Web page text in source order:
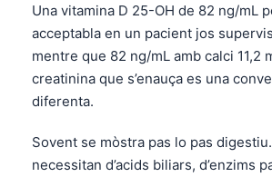
Una vitamina D 25-OH de 82 ng/mL
acceptabla en un pacient jos
mentre que 82 ng/mL amb calci 11,2
creatinina que s’enauça es una
diferenta.
Sovent se mòstra pas lo pas digestiu.
necessitan d’acids biliars, d’enzims